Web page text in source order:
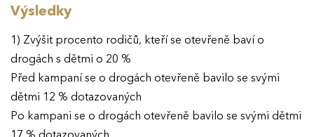
Výsledky
1) Zvýšit procento rodičů, kteří se otevřeně baví o
drogách s dětmi o 20 %
Před kampaní se o drogách otevřeně bavilo se svými
dětmi 12 % dotazovaných
Po kampani se o drogách otevřeně bavilo se svými dětmi